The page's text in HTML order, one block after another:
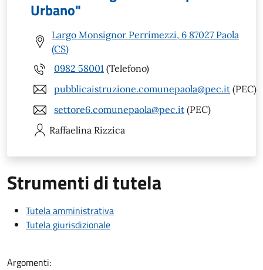
Urbano"
Largo Monsignor Perrimezzi, 6 87027 Paola
(CS)
0982 58001 (Telefono)
pubblicaistruzione.comunepaola@pec.it (PEC)
settore6.comunepaola@pec.it (PEC)
Raffaelina Rizzica
Strumenti di tutela
Tutela amministrativa
Tutela giurisdizionale
Argomenti: